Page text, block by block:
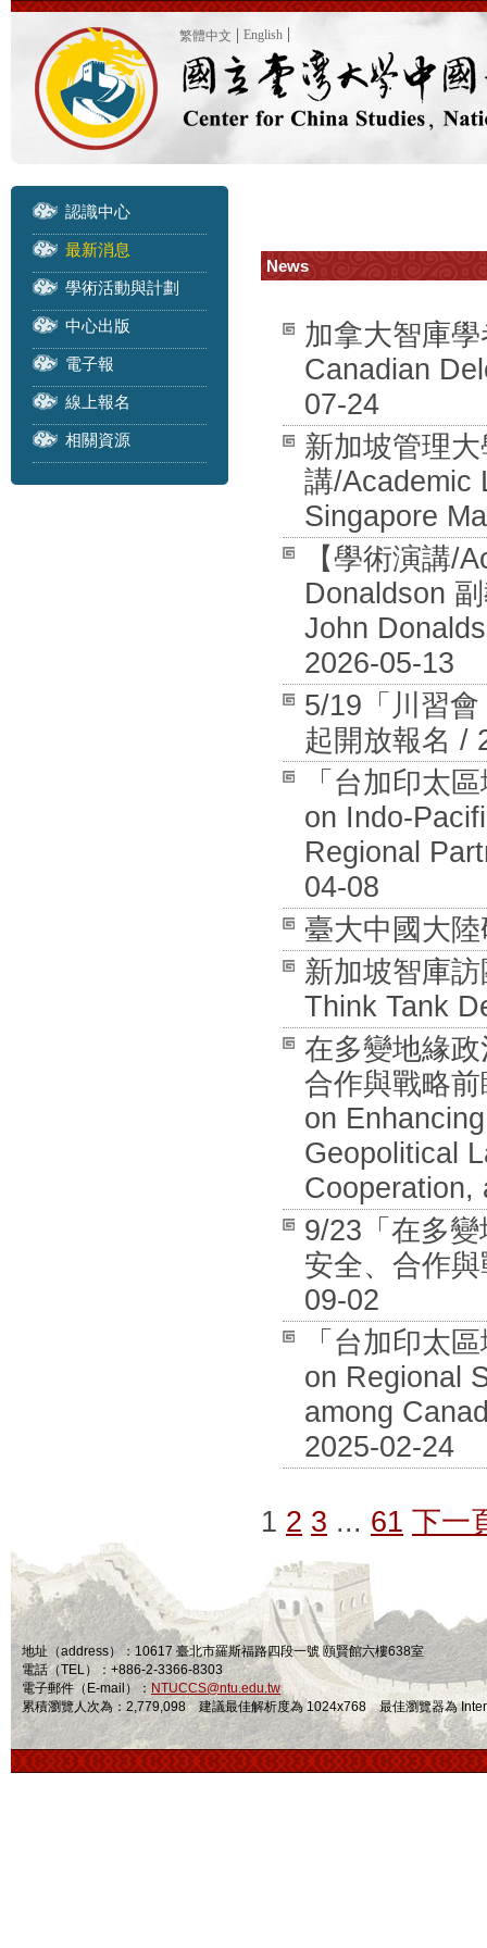
繁體中文 English
認識中心
最新消息
學術活動與計劃
中心出版
電子報
線上報名
相關資源
News
加拿大智庫
Canadian
07-24
新加坡管理
講/Academic
Singapore
【學術演講/
Donaldson
John
2026-05-13
5/19「川習
起開放報名 /
「台加印太
on Indo-
Regional
04-08
臺大中國大
新加坡智庫
Think Tank
在多變地緣
合作與戰略
on
Geopolitical
Cooperation,
9/23「在多
安全、合作
09-02
「台加印太
on Regional
among
2025-02-24
1 2 3 ... 61 下一
地址（address）：10617 臺北市羅斯福路四段一號 頤賢館六樓638室
電話（TEL）：+886-2-3366-8303
電子郵件（E-mail）： NTUCCS@ntu.edu.tw
累積瀏覽人次為：2,779,098 建議最佳解析度為 1024x768 最佳瀏覽器為